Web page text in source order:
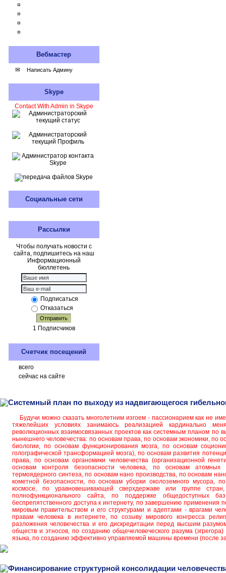
¤
¤
¤
¤
Вебмастер
✉ Написать Админу
Skype
Contact With Admin in Skype
Социальные сети
Рассылки
Чтобы получать новости с
сайта, подпишитесь на наш
Информационный
бюллетень
Подписаться
Отказаться
Отправить
1 Подписчиков
Счетчик посещений
всего
сейчас на сайте
Системный план по выходу из надвигающегося
Будучи можно сказать многолетним изгоем - пассионарием как не
тяжелейших условиях занимаюсь реализацией кардинально
революционных взаимосвязанных проектов как системным планом по
нынешнего человечества: по основам права, по основам экономики, по
биологии, по основам функционирования мозга, по основам
голографической трансформацией мозга), по основам развития
права, по основам органомики человечества (организационной
основам контроля безопасности человека, по основам
термоядерного синтеза, по основам нано производства, по основам
кометной безопасности, по основам уборки околоземного мусора,
космосе, по уравновешивающей сверхдержаве или группе
полнофункционального сайта, по поддержке общедоступных
беспрепятственного доступа к интернету, по завершению применения
мировым правительством и его структурами и адептами - врагами
правам человека в интернете, по созыву мирового конгресса
разложения человечества и его дискредитации перед высшим
обществ и этносов, по созданию общечеловеческого разума (эгрегора)
языка, по созданию эффективно управляемой машины времени (после
Финансирование структурной консолидации